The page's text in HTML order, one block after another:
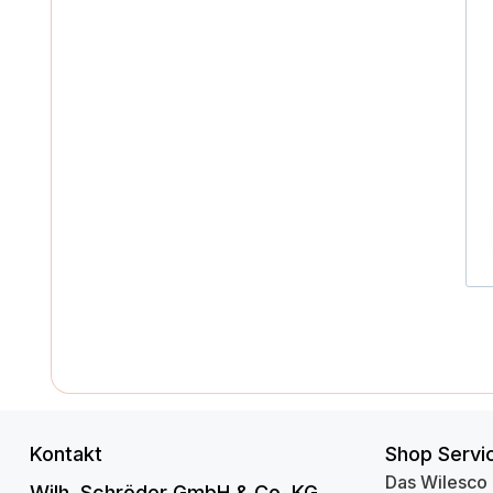
Kontakt
Shop
Das